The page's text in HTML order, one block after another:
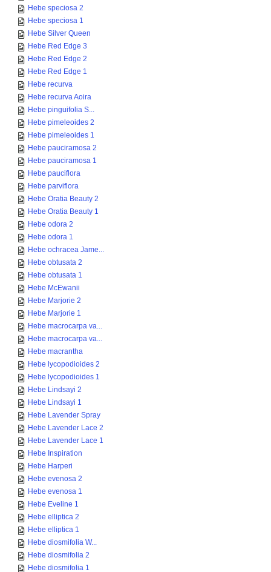
Hebe speciosa 2
Hebe speciosa 1
Hebe Silver Queen
Hebe Red Edge 3
Hebe Red Edge 2
Hebe Red Edge 1
Hebe recurva
Hebe recurva Aoira
Hebe pinguifolia S...
Hebe pimeleoides 2
Hebe pimeleoides 1
Hebe pauciramosa 2
Hebe pauciramosa 1
Hebe pauciflora
Hebe parviflora
Hebe Oratia Beauty 2
Hebe Oratia Beauty 1
Hebe odora 2
Hebe odora 1
Hebe ochracea Jame...
Hebe obtusata 2
Hebe obtusata 1
Hebe McEwanii
Hebe Marjorie 2
Hebe Marjorie 1
Hebe macrocarpa va...
Hebe macrocarpa va...
Hebe macrantha
Hebe lycopodioides 2
Hebe lycopodioides 1
Hebe Lindsayi 2
Hebe Lindsayi 1
Hebe Lavender Spray
Hebe Lavender Lace 2
Hebe Lavender Lace 1
Hebe Inspiration
Hebe Harperi
Hebe evenosa 2
Hebe evenosa 1
Hebe Eveline 1
Hebe elliptica 2
Hebe elliptica 1
Hebe diosmifolia W...
Hebe diosmifolia 2
Hebe diosmifolia 1